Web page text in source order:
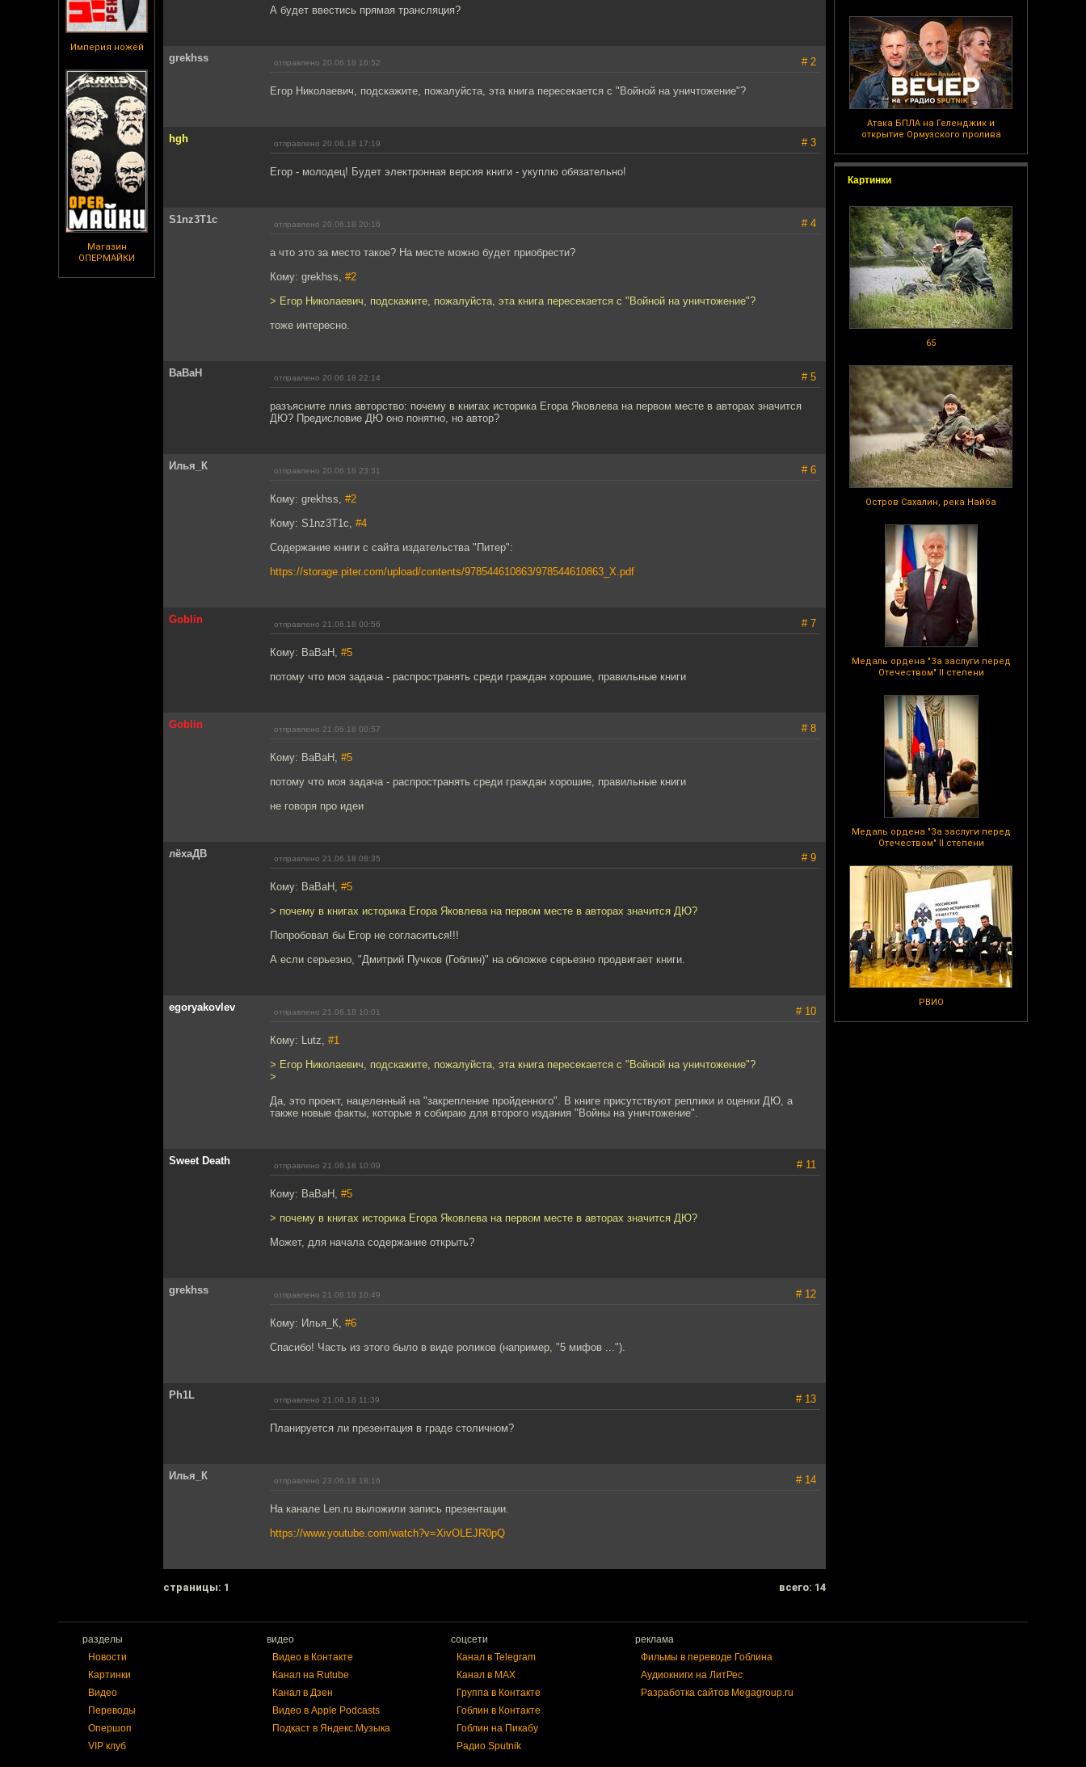
Империя ножей
Магазин
ОПЕРМАЙКИ
Атака БПЛА на Геленджик и
открытие Ормузского пролива
Картинки
65
Остров Сахалин, река Найба
Медаль ордена "За заслуги перед
Отечеством" II степени
Медаль ордена "За заслуги перед
Отечеством" II степени
РВИО
А будет ввестись прямая трансляция?
grekhss отправлено 20.06.18 16:52 # 2
Егор Николаевич, подскажите, пожалуйста, эта книга пересекается с "Войной на уничтожение"?
hgh отправлено 20.06.18 17:19 # 3
Егор - молодец! Будет электронная версия книги - укуплю обязательно!
S1nz3T1c отправлено 20.06.18 20:16 # 4
а что это за место такое? На месте можно будет приобрести?
Кому: grekhss, #2
> Егор Николаевич, подскажите, пожалуйста, эта книга пересекается с "Войной на уничтожение"?
тоже интересно.
BaBaH отправлено 20.06.18 22:14 # 5
разъясните плиз авторство: почему в книгах историка Егора Яковлева на первом месте в авторах значится
ДЮ? Предисловие ДЮ оно понятно, но автор?
Илья_К отправлено 20.06.18 23:31 # 6
Кому: grekhss, #2
Кому: S1nz3T1c, #4
Содержание книги с сайта издательства "Питер":
https://storage.piter.com/upload/contents/978544610863/978544610863_X.pdf
Goblin отправлено 21.06.18 00:56 # 7
Кому: BaBaH, #5
потому что моя задача - распространять среди граждан хорошие, правильные книги
Goblin отправлено 21.06.18 00:57 # 8
Кому: BaBaH, #5
потому что моя задача - распространять среди граждан хорошие, правильные книги
не говоря про идеи
лёхаДВ отправлено 21.06.18 08:35 # 9
Кому: BaBaH, #5
> почему в книгах историка Егора Яковлева на первом месте в авторах значится ДЮ?
Попробовал бы Егор не согласиться!!!
А если серьезно, "Дмитрий Пучков (Гоблин)" на обложке серьезно продвигает книги.
egoryakovlev отправлено 21.06.18 10:01 # 10
Кому: Lutz, #1
> Егор Николаевич, подскажите, пожалуйста, эта книга пересекается с "Войной на уничтожение"?
>
Да, это проект, нацеленный на "закрепление пройденного". В книге присутствуют реплики и оценки ДЮ, а
также новые факты, которые я собираю для второго издания "Войны на уничтожение".
Sweet Death отправлено 21.06.18 10:09 # 11
Кому: BaBaH, #5
> почему в книгах историка Егора Яковлева на первом месте в авторах значится ДЮ?
Может, для начала содержание открыть?
grekhss отправлено 21.06.18 10:49 # 12
Кому: Илья_К, #6
Спасибо! Часть из этого было в виде роликов (например, "5 мифов ...").
Ph1L отправлено 21.06.18 11:39 # 13
Планируется ли презентация в граде столичном?
Илья_К отправлено 23.06.18 18:16 # 14
На канале Len.ru выложили запись презентации.
https://www.youtube.com/watch?v=XivOLEJR0pQ
cтраницы: 1 всего: 14
разделы
Новости
Картинки
Видео
Переводы
Опершоп
VIP клуб
видео
Видео в Контакте
Канал на Rutube
Канал в Дзен
Видео в Apple Podcasts
Подкаст в Яндекс.Музыка
соцсети
Канал в Telegram
Канал в MAX
Группа в Контакте
Гоблин в Контакте
Гоблин на Пикабу
Радио Sputnik
реклама
Фильмы в переводе Гоблина
Аудиокниги на ЛитРес
Разработка сайтов Megagroup.ru